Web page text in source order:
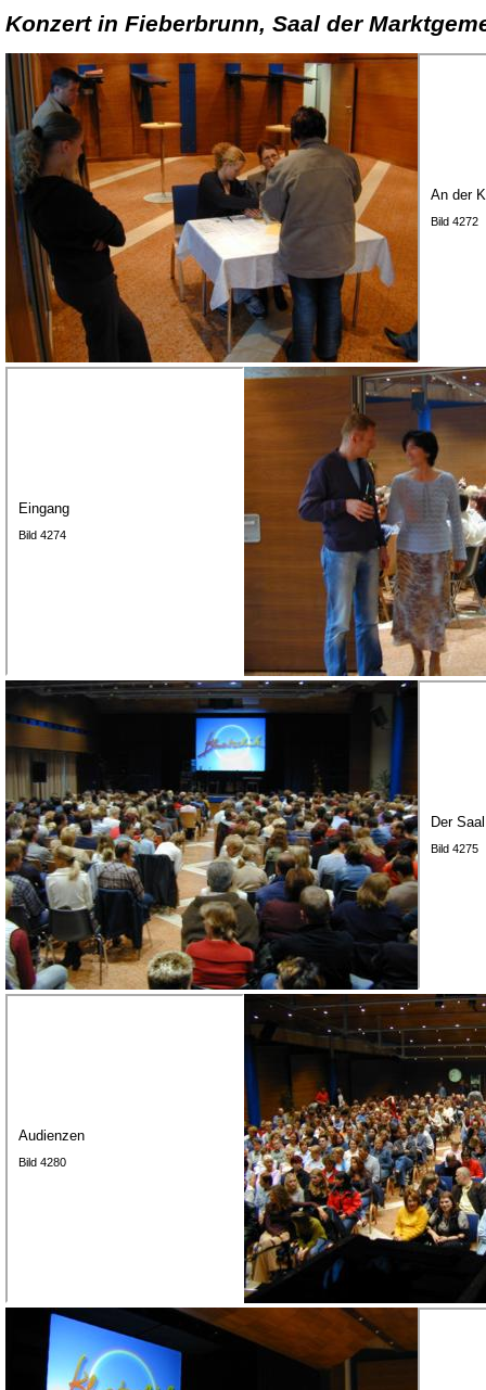
Konzert in Fieberbrunn, Saal der
An der
Bild 4272
Eingang
Bild 4274
Der
Bild 4275
Audienzen
Bild 4280